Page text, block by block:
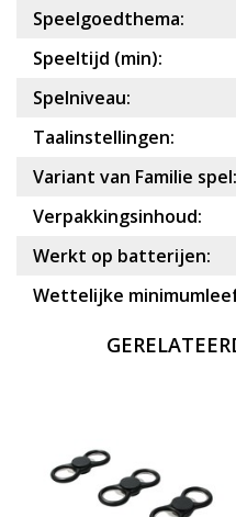
Speelgoedthema:
Speeltijd (min):
Spelniveau:
Taalinstellingen:
Variant van Familie spel:
Verpakkingsinhoud:
Werkt op batterijen:
Wettelijke